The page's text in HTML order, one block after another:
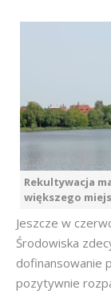
Rekultywacja
większego
Jeszcze w
Środowiska
dofinansowanie
pozytywnie